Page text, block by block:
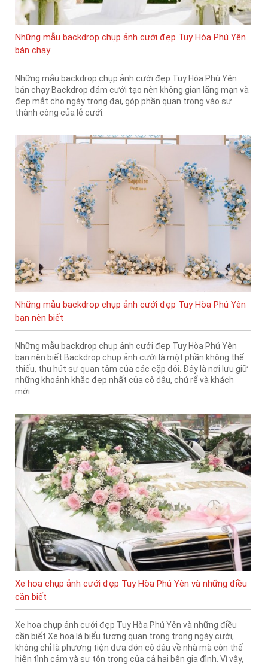
Những mẫu backdrop chụp ảnh cưới đẹp Tuy Hòa Phú Yên
bán chạy
Những mẫu backdrop chụp ảnh cưới đẹp Tuy Hòa Phú Yên
bán chạy Backdrop đám cưới tạo nên không gian lãng mạn và
đẹp mắt cho ngày trọng đại, góp phần quan trọng vào sự
thành công của lễ cưới.
Những mẫu backdrop chụp ảnh cưới đẹp Tuy Hòa Phú Yên
bạn nên biết
Những mẫu backdrop chụp ảnh cưới đẹp Tuy Hòa Phú Yên
bạn nên biết Backdrop chụp ảnh cưới là một phần không thể
thiếu, thu hút sự quan tâm của các cặp đôi. Đây là nơi lưu giữ
những khoảnh khắc đẹp nhất của cô dâu, chú rể và khách
mời.
Xe hoa chụp ảnh cưới đẹp Tuy Hòa Phú Yên và những điều
cần biết
Xe hoa chụp ảnh cưới đẹp Tuy Hòa Phú Yên và những điều
cần biết Xe hoa là biểu tượng quan trọng trong ngày cưới,
không chỉ là phương tiện đưa đón cô dâu về nhà mà còn thể
hiện tình cảm và sự tôn trọng của cả hai bên gia đình. Vì vậy,